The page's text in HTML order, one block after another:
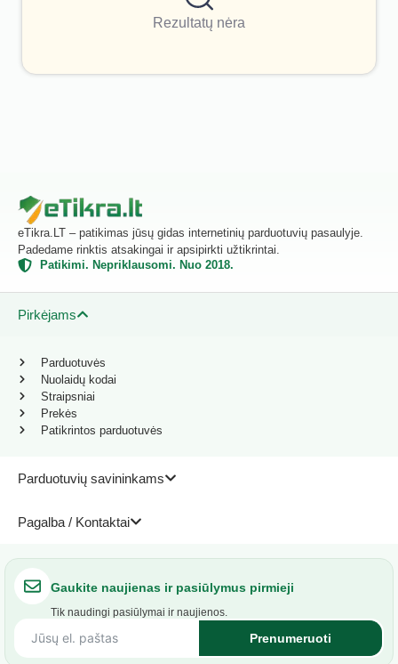
Rezultatų nėra
eTikra.LT – patikimas jūsų gidas internetinių parduotuvių pasaulyje.
Padedame rinktis atsakingai ir apsipirkti užtikrintai.
Patikimi. Nepriklausomi. Nuo 2018.
Pirkėjams
Parduotuvių savininkams
Pagalba / Kontaktai
Parduotuvės
Nuolaidų kodai
Straipsniai
Prekės
Patikrintos parduotuvės
Gaukite naujienas ir pasiūlymus pirmieji
Tik naudingi pasiūlymai ir naujienos.
Prenumeruoti